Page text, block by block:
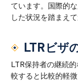
ています。国際的
した状況を踏まえ
LTRビザ
LTR保持者の継続
較すると比較的軽